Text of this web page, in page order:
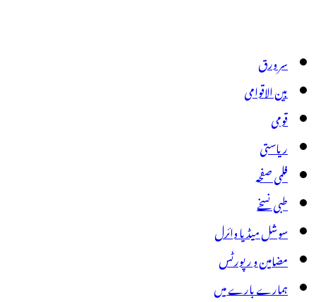
سر ورق
بین الاقوامی
قومی
ریاستی
فلمی صفحہ
طبی نسخے
سوشل میڈیا وائرل
مضامین و رپورٹس
ہمارے بارے میں